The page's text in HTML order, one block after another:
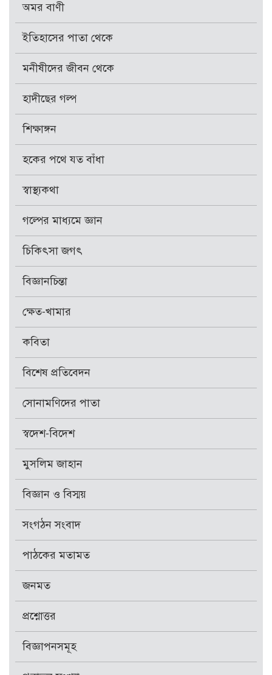
অমর বাণী
ইতিহাসের পাতা থেকে
মনীষীদের জীবন থেকে
হাদীছের গল্প
শিক্ষাঙ্গন
হকের পথে যত বাঁধা
স্বাস্থ্যকথা
গল্পের মাধ্যমে জ্ঞান
চিকিৎসা জগৎ
বিজ্ঞানচিন্তা
ক্ষেত-খামার
কবিতা
বিশেষ প্রতিবেদন
সোনামণিদের পাতা
স্বদেশ-বিদেশ
মুসলিম জাহান
বিজ্ঞান ও বিস্ময়
সংগঠন সংবাদ
পাঠকের মতামত
জনমত
প্রশ্নোত্তর
বিজ্ঞাপনসমূহ